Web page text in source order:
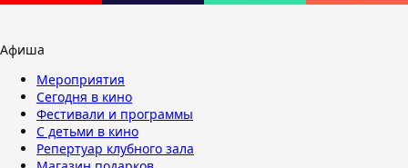
Афиша
Мероприятия
Сегодня в кино
Фестивали и программы
С детьми в кино
Репертуар клубного зала